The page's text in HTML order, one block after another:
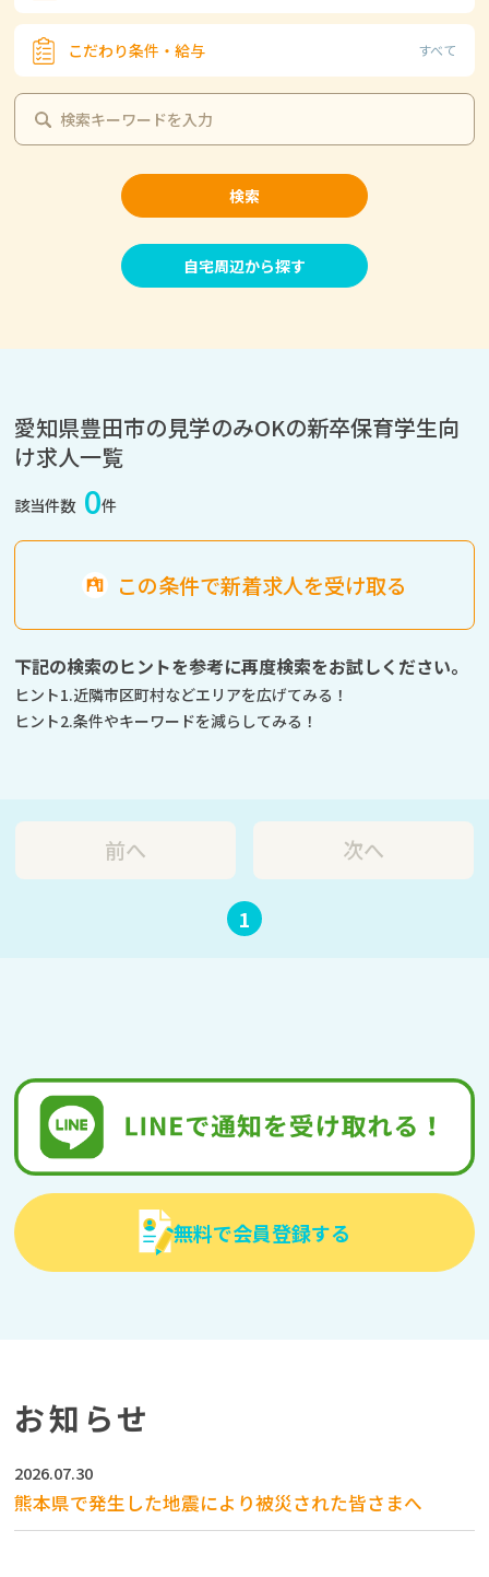
こだわり条件・給与 すべて
検索
自宅周辺から探す
愛知県豊田市の見学のみOKの新卒保育学生向
け求人一覧
該当件数 0件
この条件で新着求人を受け取る
下記の検索のヒントを参考に再度検索をお試しください。
ヒント1.近隣市区町村などエリアを広げてみる！
ヒント2.条件やキーワードを減らしてみる！
前へ
1
次へ
無料で会員登録する
お知らせ
2026.07.30
熊本県で発生した地震により被災された皆さまへ